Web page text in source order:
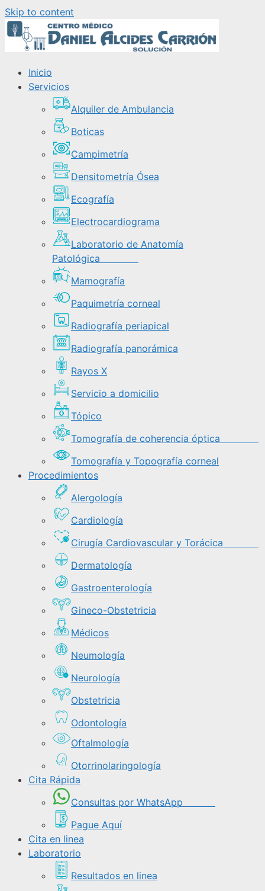
Skip to content
Inicio
Servicios
Alquiler de Ambulancia
Boticas
Campimetría
Densitometría Ósea
Ecografía
Electrocardiograma
Laboratorio de Anatomía
Patológica
Mamografía
Paquimetría corneal
Radiografía periapical
Radiografía panorámica
Rayos X
Servicio a domicilio
Tópico
Tomografía de coherencia óptica
Tomografía y Topografía corneal
Procedimientos
Alergología
Cardiología
Cirugía Cardiovascular y Torácica
Dermatología
Gastroenterología
Gineco-Obstetricia
Médicos
Neumología
Neurología
Obstetricia
Odontología
Oftalmología
Otorrinolaringología
Cita Rápida
Consultas por WhatsApp
Pague Aquí
Cita en linea
Laboratorio
Resultados en linea